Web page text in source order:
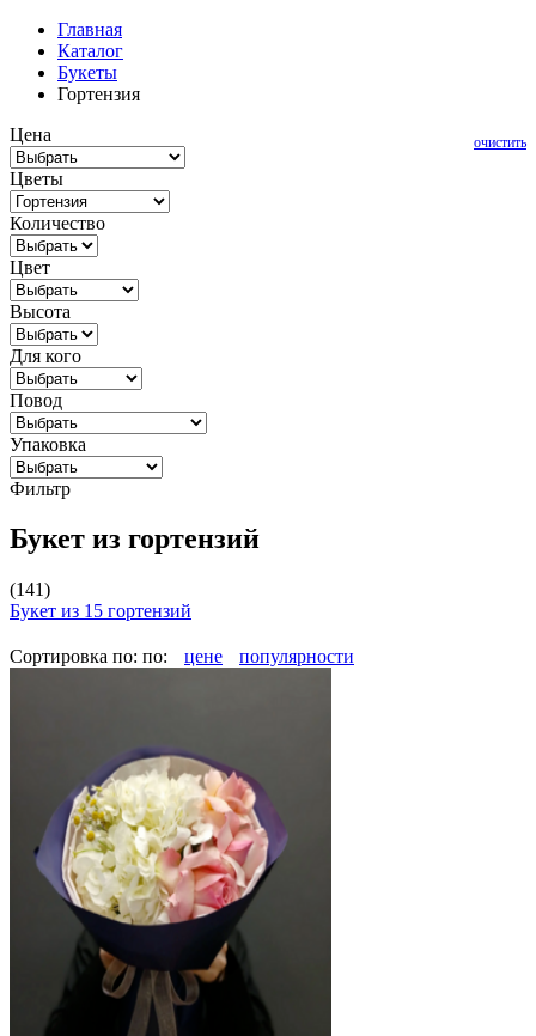
Главная
Каталог
Букеты
Гортензия
очистить
Цена
Цветы
Количество
Цвет
Высота
Для кого
Повод
Упаковка
Фильтр
Букет из гортензий
(141)
Букет из 15 гортензий
Сортировка по: по: цене популярности